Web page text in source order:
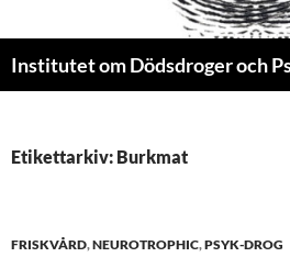
Institutet om Dödsdroger och
Etikettarkiv: Burkmat
FRISKVÅRD,NEUROTROPHIC,PSYK-DROG